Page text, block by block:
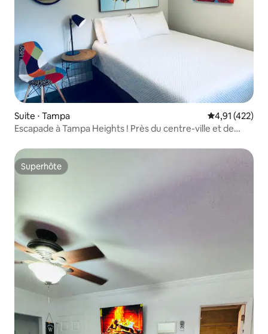
Suite ⋅ Tampa Évaluation
4,91 (422)
Escapade à Tampa Heights ! Près du centre-ville et de
Superhôte
Superhôte